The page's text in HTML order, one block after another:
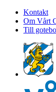
Kontakt
Om Vårt
Till